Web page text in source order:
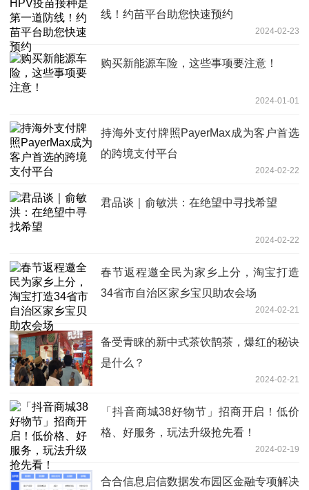
线！约苗平台助您快速预约
2024-02-23
购买新能源车险，这些事项要注意！
2024-01-01
持海外支付牌照PayerMax成为客户首选
的跨境支付平台
2024-02-22
君品谈｜俞敏洪：在绝望中寻找希望
2024-02-22
春节返程邀全民为家乡上分，淘宝打造
34省市自治区家乡宝贝助农会场
2024-02-21
备受青睐的新中式茶饮鹊茶，爆红的秘诀
是什么？
2024-02-21
「抖音商城38好物节」招商开启！低价
格、好服务，玩法升级抢先看！
2024-02-19
合合信息启信数据发布园区金融专项解决